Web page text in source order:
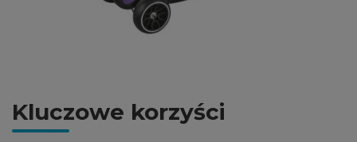
Kluczowe korzyści